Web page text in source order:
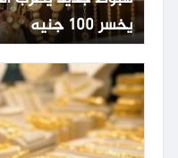
يخسر 100 جنيه